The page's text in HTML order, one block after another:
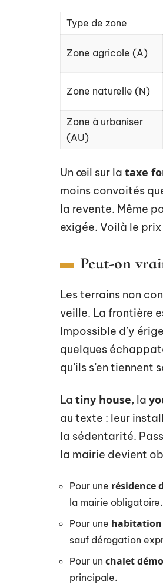
Type de zone
Zone agricole (A)
Zone naturelle (N)
Zone à urbaniser
(AU)
Un œil sur la taxe
moins convoités
la revente. Même
exigée. Voilà le
Peut-on
Les terrains non
veille. La frontière
Impossible d’y
quelques
qu’ils s’en
La tiny house, la
au texte : leur
la sédentarité.
la mairie devient
Pour une résidence
la mairie obligatoire.
Pour une
sauf dérogation
Pour un chalet
principale.